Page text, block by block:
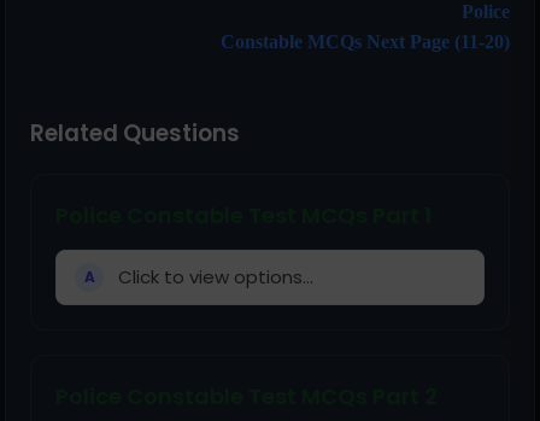
Police
Constable MCQs Next Page (11-20)
Related Questions
A Click to view options...